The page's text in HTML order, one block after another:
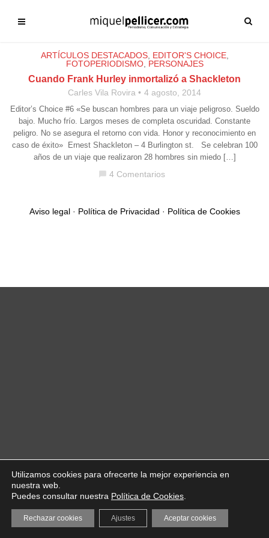
ARTÍCULOS DESTACADOS, EDITOR'S CHOICE,
FOTOPERIODISMO, PERSONAJES
Cuando Frank Hurley inmortalizó a Shackleton
Carles Vila Rovira 4 agosto, 2014
Editor’s Choice #6 «Se buscan hombres para un viaje peligroso. Sueldo
bajo. Mucho frío. Largos meses de completa oscuridad. Constante
peligro. No se asegura el retorno con vida. Honor y reconocimiento en
caso de éxito» Ernest Shackleton – 4 Burlington st. Se celebran 100
años de un viaje que realizaron 28 hombres sin miedo […]
chat_bubble 4 Comentarios
Aviso legal· Política de Privacidad · Política de Cookies
Utilizamos cookies para ofrecerte la mejor experiencia en
nuestra web.
Puedes consultar nuestra Política de Cookies
Aceptar cookies
Rechazar cookies Ajustes